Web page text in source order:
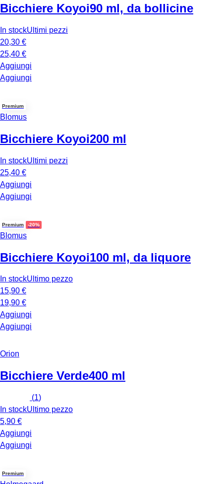
Bicchiere Koyoi90 ml, da bollicine
In stockUltimi pezzi
20,30 €
25,40 €
Aggiungi
Aggiungi
Premium
Blomus
Bicchiere Koyoi200 ml
In stockUltimi pezzi
25,40 €
Aggiungi
Aggiungi
Premium -20%
Blomus
Bicchiere Koyoi100 ml, da liquore
In stockUltimo pezzo
15,90 €
19,90 €
Aggiungi
Aggiungi
Orion
Bicchiere Verde400 ml
(1)
In stockUltimo pezzo
5,90 €
Aggiungi
Aggiungi
Premium